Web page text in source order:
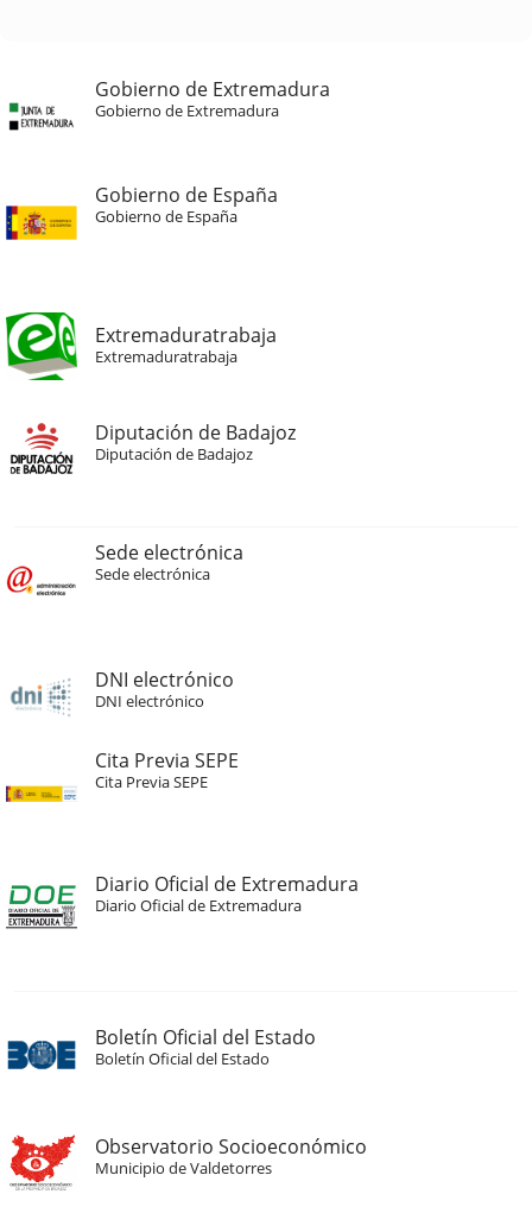
Gobierno de Extremadura
Gobierno de Extremadura
Gobierno de España
Gobierno de España
Extremaduratrabaja
Extremaduratrabaja
Diputación de Badajoz
Diputación de Badajoz
Sede electrónica
Sede electrónica
DNI electrónico
DNI electrónico
Cita Previa SEPE
Cita Previa SEPE
Diario Oficial de Extremadura
Diario Oficial de Extremadura
Boletín Oficial del Estado
Boletín Oficial del Estado
Observatorio Socioeconómico
Municipio de Valdetorres